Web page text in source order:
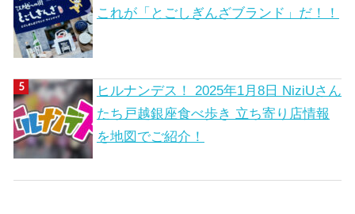
これが「とごしぎんざブランド」だ！！
ヒルナンデス！ 2025年1月8日 NiziUさん
たち戸越銀座食べ歩き 立ち寄り店情報
を地図でご紹介！